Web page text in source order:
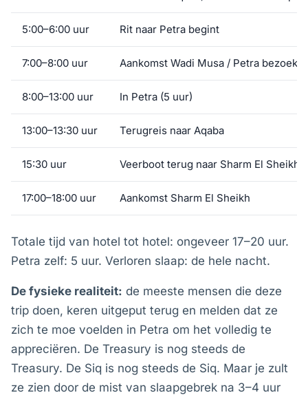
5:00–6:00 uur Rit naar Petra begint
7:00–8:00 uur Aankomst Wadi Musa / Petra
8:00–13:00 uur In Petra (5 uur)
13:00–13:30 uur Terugreis naar Aqaba
15:30 uur Veerboot terug naar Sharm El Sheikh
17:00–18:00 uur Aankomst Sharm El Sheikh
Totale tijd van hotel tot hotel: ongeveer 17–20 uur.
Petra zelf: 5 uur. Verloren slaap: de hele nacht.
De fysieke realiteit: de meeste mensen die deze
trip doen, keren uitgeput terug en melden dat ze
zich te moe voelden in Petra om het volledig te
appreciëren. De Treasury is nog steeds de
Treasury. De Siq is nog steeds de Siq. Maar je zult
ze zien door de mist van slaapgebrek na 3–4 uur